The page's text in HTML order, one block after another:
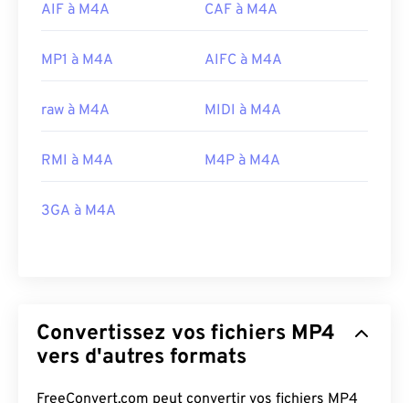
AIF à M4A CAF à M4A
MP1 à M4A AIFC à M4A
raw à M4A MIDI à M4A
RMI à M4A M4P à M4A
3GA à M4A
Convertissez vos fichiers MP4
vers d'autres formats